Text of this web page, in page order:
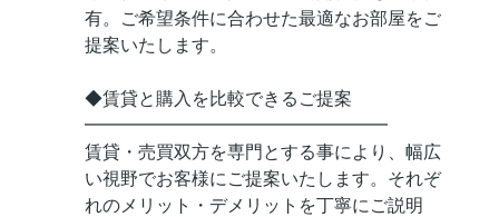
有。ご希望条件に合わせた最適なお部屋をご
提案いたします。
◆賃貸と購入を比較できるご提案
━━━━━━━━━━━━━━━━━
賃貸・売買双方を専門とする事により、幅広
い視野でお客様にご提案いたします。それぞ
れのメリット・デメリットを丁寧にご説明